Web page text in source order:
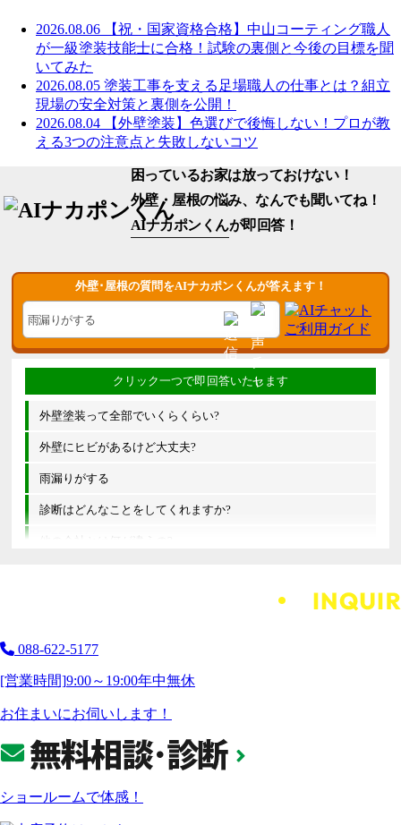
2026.08.06
【祝・国家資格合格】中山コーティング職人
が一級塗装技能士に合格！試験の裏側と今後の目標を聞
いてみた
2026.08.05 塗装工事を支える足場職人の仕事とは？組立
現場の安全対策と裏側を公開！
2026.08.04
【外壁塗装】色選びで後悔しない！プロが教
える3つの注意点と失敗しないコツ
困っているお家は放っておけない！
外壁・屋根の悩み、なんでも聞いてね！
AIナカポンくんが即回答！
外壁･屋根の質問をAIナカポンくんが答えます！
外壁塗装って全部でいくらくらい?
外壁にヒビがあるけど大丈夫?
雨漏りがする
診断はどんなことをしてくれますか?
他の会社とは何が違うの?
088-622-5177
[営業時間]9:00～19:00年中無休
お住まいにお伺いします！
ショールームで体感！